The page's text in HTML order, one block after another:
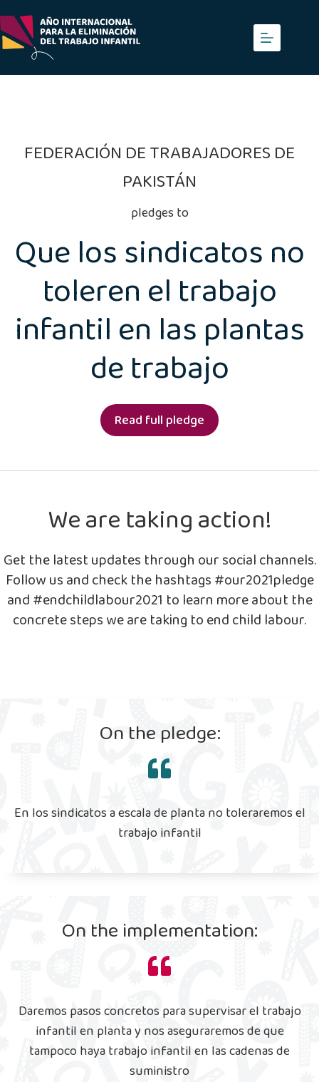
al
contenido
FEDERACIÓN DE TRABAJADORES DE
PAKISTÁN
pledges to
Que los sindicatos no
toleren el trabajo
infantil en las plantas
de trabajo
Read full pledge
We are taking action!
Get the latest updates through our social channels.
Follow us and check the hashtags #our2021pledge
and #endchildlabour2021 to learn more about the
concrete steps we are taking to end child labour.
On the pledge:
En los sindicatos a escala de planta no toleraremos el
trabajo infantil
On the implementation:
Daremos pasos concretos para supervisar el trabajo
infantil en planta y nos aseguraremos de que
tampoco haya trabajo infantil en las cadenas de
suministro